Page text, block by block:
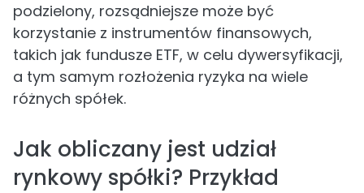
podzielony, rozsądniejsze może być
korzystanie z instrumentów finansowych,
takich jak fundusze ETF, w celu dywersyfikacji,
a tym samym rozłożenia ryzyka na wiele
różnych spółek.
Jak obliczany jest udział
rynkowy spółki? Przykład